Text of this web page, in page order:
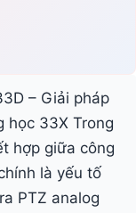
– Giải pháp
học 33X Trong
hợp giữa công
là yếu tố
PTZ analog